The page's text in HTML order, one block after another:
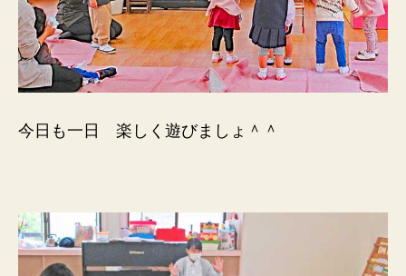
今日も一日 楽しく遊びましょ＾＾